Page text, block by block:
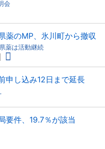
会
薬のMP、氷川町から撤収
薬は活動継続
申し込み12日まで延長
要件、19.7％が該当